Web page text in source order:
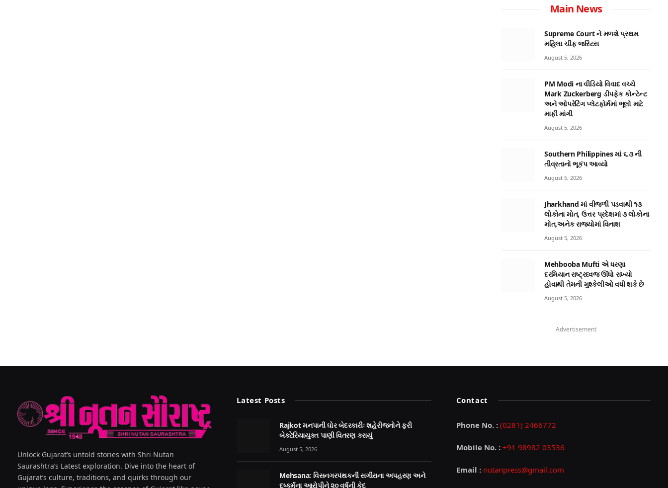
Main News
Supreme Court ને મળશે પ્રથમ
મહિલા ચીફ જસ્ટિસ
August 5, 2026
PM Modi ના વીડિયો વિવાદ વચ્ચે
Mark Zuckerberg ડીપફેક કોન્ટેન્ટ
અને ઓપરેટિંગ પ્લેટફોર્મમાં ભૂલો માટે
માફી માંગી
August 5, 2026
Southern Philippines માં ૬.૩ ની
તીવ્રતાનો ભૂકંપ આવ્યો
August 5, 2026
Jharkhand માં વીજળી પડવાથી ૧૩
લોકોના મોત, ઉત્તર પ્રદેશમાં ૩ લોકોના
મોત,અનેક રાજ્યોમાં વિનાશ
August 5, 2026
Mehbooba Mufti એ ધરણા
દરમિયાન રાષ્ટ્રધ્વજ ઊંધો રાખ્યો
હોવાથી તેમની મુશ્કેલીઓ વધી શકે છે
August 5, 2026
Advertisement
Unlock Gujarat’s untold stories with Shri Nutan
Saurashtra’s Latest exploration. Dive into the heart of
Gujarat’s culture, traditions, and quirks through our
Latest Posts
Rajkot મનપાની ઘોર બેદરકારીઃ શહેરીજનોને ફરી
બેક્ટેરિયાયુક્ત પાણી વિતરણ કરાયું
August 5, 2026
Mehsana: વિસનગરપંથકની સગીરાના અપહરણ અને
દુષ્કર્મના આરોપીને ૨૦ વર્ષની કેદ
Contact
Phone No. : (0281) 2466772
Mobile No. : +91 98982 03536
Email : nutanpress@gmail.com